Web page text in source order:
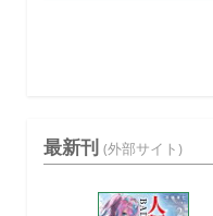
最新刊 (外部サイト)